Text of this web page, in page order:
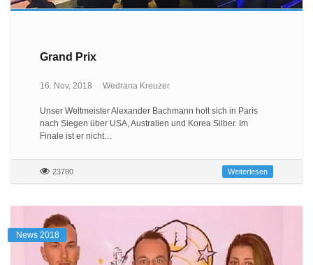
Grand Prix
16. Nov, 2018 Wedrana Kreuzer
Unser Weltmeister Alexander Bachmann holt sich in Paris
nach Siegen über USA, Australien und Korea Silber. Im
Finale ist er nicht…
23780 Weiterlesen
News 2018